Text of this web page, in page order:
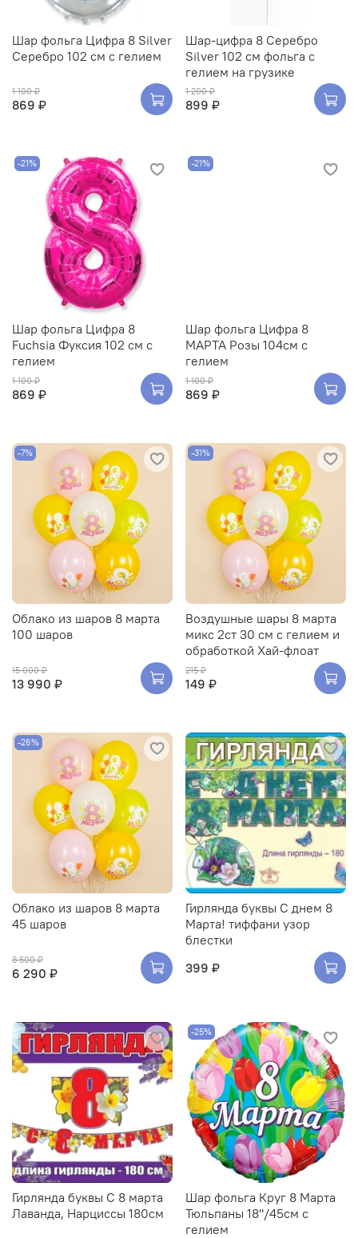
Шар фольга Цифра 8 Silver
Серебро 102 см с гелием
1 100 ₽
869 ₽
Шар-цифра 8 Серебро
Silver 102 см фольга с
гелием на грузике
1 200 ₽
899 ₽
-21%
Шар фольга Цифра 8
Fuchsia Фуксия 102 см с
гелием
1 100 ₽
869 ₽
-21%
Шар фольга Цифра 8
МАРТА Розы 104см с
гелием
1 100 ₽
869 ₽
-7%
Облако из шаров 8 марта
100 шаров
15 000 ₽
13 990 ₽
-31%
Воздушные шары 8 марта
микс 2ст 30 см с гелием и
обработкой Хай-флоат
215 ₽
149 ₽
-26%
Облако из шаров 8 марта
45 шаров
8 500 ₽
6 290 ₽
Гирлянда буквы С днем 8
Марта! тиффани узор
блестки
399 ₽
Гирлянда буквы С 8 марта
Лаванда, Нарциссы 180см
-25%
Шар фольга Круг 8 Марта
Тюльпаны 18"/45см с
гелием